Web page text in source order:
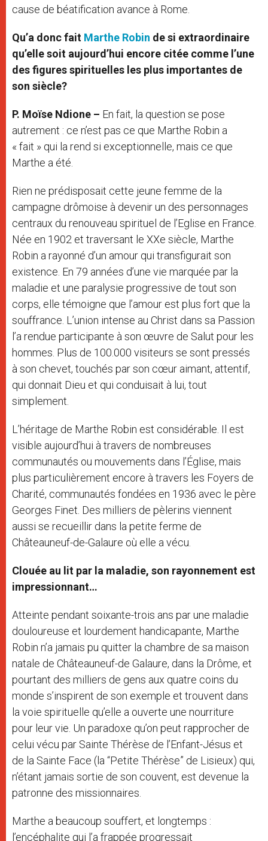
cause de béatification avance à Rome.
Qu’a donc fait Marthe Robin de si extraordinaire
qu’elle soit aujourd’hui encore citée comme l’une
des figures spirituelles les plus importantes de
son siècle?
P. Moïse Ndione – En fait, la question se pose
autrement : ce n’est pas ce que Marthe Robin a
« fait » qui la rend si exceptionnelle, mais ce que
Marthe a été.
Rien ne prédisposait cette jeune femme de la
campagne drômoise à devenir un des personnages
centraux du renouveau spirituel de l’Eglise en France.
Née en 1902 et traversant le XXe siècle, Marthe
Robin a rayonné d’un amour qui transfigurait son
existence. En 79 années d’une vie marquée par la
maladie et une paralysie progressive de tout son
corps, elle témoigne que l’amour est plus fort que la
souffrance. L’union intense au Christ dans sa Passion
l’a rendue participante à son œuvre de Salut pour les
hommes. Plus de 100.000 visiteurs se sont pressés
à son chevet, touchés par son cœur aimant, attentif,
qui donnait Dieu et qui conduisait à lui, tout
simplement.
L’héritage de Marthe Robin est considérable. Il est
visible aujourd’hui à travers de nombreuses
communautés ou mouvements dans l’Église, mais
plus particulièrement encore à travers les Foyers de
Charité, communautés fondées en 1936 avec le père
Georges Finet. Des milliers de pèlerins viennent
aussi se recueillir dans la petite ferme de
Châteauneuf-de-Galaure où elle a vécu.
Clouée au lit par la maladie, son rayonnement est
impressionnant…
Atteinte pendant soixante-trois ans par une maladie
douloureuse et lourdement handicapante, Marthe
Robin n’a jamais pu quitter la chambre de sa maison
natale de Châteauneuf-de Galaure, dans la Drôme, et
pourtant des milliers de gens aux quatre coins du
monde s’inspirent de son exemple et trouvent dans
la voie spirituelle qu’elle a ouverte une nourriture
pour leur vie. Un paradoxe qu’on peut rapprocher de
celui vécu par Sainte Thérèse de l’Enfant-Jésus et
de la Sainte Face (la “Petite Thérèse” de Lisieux) qui,
n’étant jamais sortie de son couvent, est devenue la
patronne des missionnaires.
Marthe a beaucoup souffert, et longtemps :
l’encéphalite qui l’a frappée progressait